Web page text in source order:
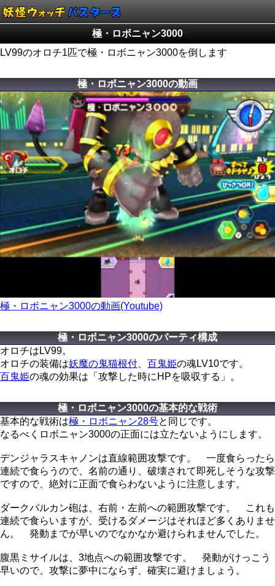
極・ロボニャン3000
LV99のオロチ1匹で極・ロボニャン3000を倒します
極・ロボニャン3000の動画
極・ロボニャン3000の動画(Youtube)
極・ロボニャン3000のパーティ構成
オロチはLV99。
オロチの装備は妖魔の鬼猫根付 百鬼姫の魂LV10です。
百鬼姫の魂の効果は「攻撃した時にHPを吸収する」。
極・ロボニャン3000の基本的な戦術
基本的な戦術は極・ロボニャン28号と同じです。
なるべくロボニャン3000の正面には立たないようにします。
デンジャラスキャノンは直線範囲攻撃です。 一度食らったら
連続で食らうので、名前の通り、破壊されて即死しそうな攻撃
ですので、絶対に正面で食らわないように注意します。
ダークバルカン砲は、右前・左前への範囲攻撃です。 これも
連続で食らいますが、受けるダメージはそれほど多くありませ
ん。 発動までが早いのでなかなか避けられませんでした。
腹黒ミサイルは、3地点への範囲攻撃です。 発動がけっこう
早いので、攻撃に夢中にならず、確実に避けましょう。